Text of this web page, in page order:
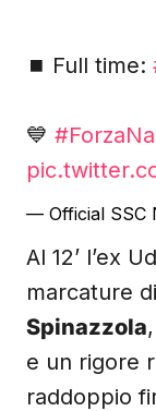
⏹️ Full time:
💙
— Official SSC
Al 12’ l’ex
marcature
Spinazzola
e un rigore
raddoppio